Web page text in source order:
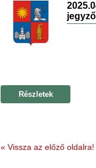
Részletek
« Vissza az előző oldalra!